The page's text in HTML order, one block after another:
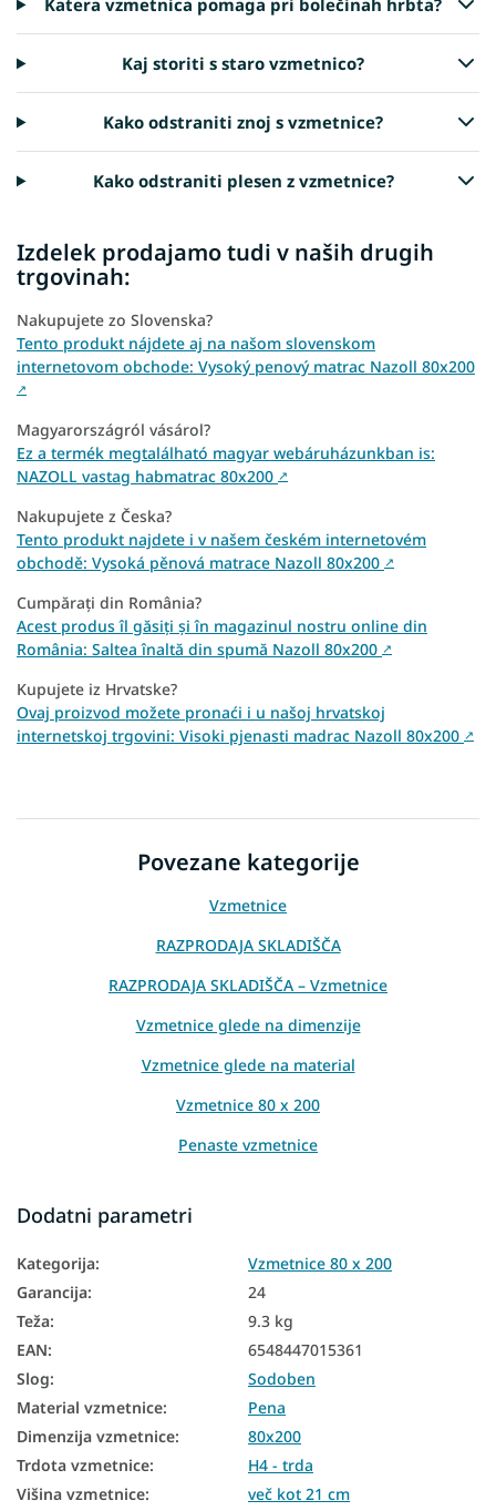
Katera vzmetnica pomaga pri bolečinah hrbta?
Kaj storiti s staro vzmetnico?
Kako odstraniti znoj s vzmetnice?
Kako odstraniti plesen z vzmetnice?
Izdelek prodajamo tudi v naših drugih
trgovinah:
Nakupujete zo Slovenska?
Tento produkt nájdete aj na našom slovenskom
internetovom obchode: Vysoký penový matrac Nazoll 80x200
↗
Magyarországról vásárol?
Ez a termék megtalálható magyar webáruházunkban is:
NAZOLL vastag habmatrac 80x200 ↗
Nakupujete z Česka?
Tento produkt najdete i v našem českém internetovém
obchodě: Vysoká pěnová matrace Nazoll 80x200 ↗
Cumpărați din România?
Acest produs îl găsiți și în magazinul nostru online din
România: Saltea înaltă din spumă Nazoll 80x200 ↗
Kupujete iz Hrvatske?
Ovaj proizvod možete pronaći i u našoj hrvatskoj
internetskoj trgovini: Visoki pjenasti madrac Nazoll 80x200 ↗
Povezane kategorije
Vzmetnice
RAZPRODAJA SKLADIŠČA
RAZPRODAJA SKLADIŠČA – Vzmetnice
Vzmetnice glede na dimenzije
Vzmetnice glede na material
Vzmetnice 80 x 200
Penaste vzmetnice
Visoke vzmetnice
Vzmetnice Aloe Vera
Vzmetnice PUR pena
Vzmetnice iz naravnih materialov
Talne vzmetnice
Vzmetnice za nastavljivo posteljno dno
Vzmetnice glede na trdoto
Dodatni parametri
Kategorija:
Vzmetnice 80 x 200
Garancija:
24
Teža:
9.3 kg
EAN:
6548447015361
Slog:
Sodoben
Material vzmetnice:
Pena
Dimenzija vzmetnice:
80x200
Trdota vzmetnice:
H4 - trda
Višina vzmetnice: več kot 21 cm